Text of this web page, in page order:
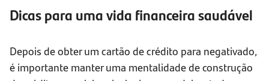
Dicas para uma vida financeira saudável
Depois de obter um cartão de crédito para negativado,
é importante manter uma mentalidade de construção